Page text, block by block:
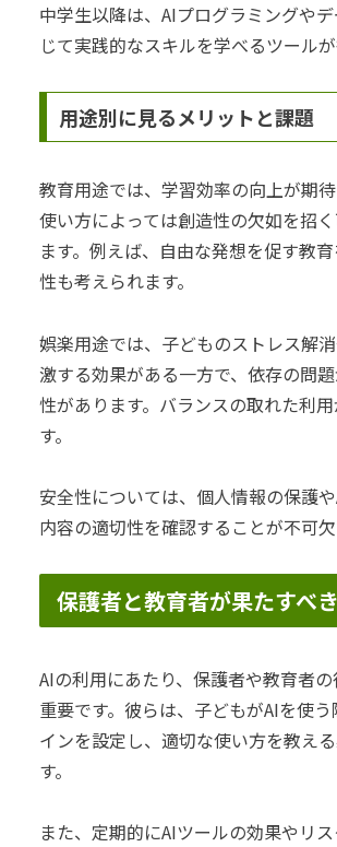
中学生以降は、AIプログラミングや
じて実践的なスキルを学べるツールが
用途別に見るメリットと課題
教育用途では、学習効率の向上が期待
使い方によっては創造性の欠如を招
ます。例えば、自由な発想を促す教
性も考えられます。
娯楽用途では、子どものストレス解
激する効果がある一方で、依存の問
性があります。バランスの取れた利
す。
安全性については、個人情報の保護
内容の適切性を確認することが不可欠
保護者と教育者が果たすべ
AIの利用にあたり、保護者や教育者
重要です。彼らは、子どもがAIを使
インを設定し、適切な使い方を教え
す。
また、定期的にAIツールの効果やリス